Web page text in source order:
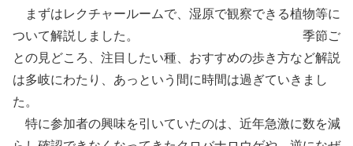
まずはレクチャールームで、湿原で観察できる植物等に
ついて解説しました。 季節ご
との見どころ、注目したい種、おすすめの歩き方など解説
は多岐にわたり、あっという間に時間は過ぎていきまし
た。
特に参加者の興味を引いていたのは、近年急激に数を減